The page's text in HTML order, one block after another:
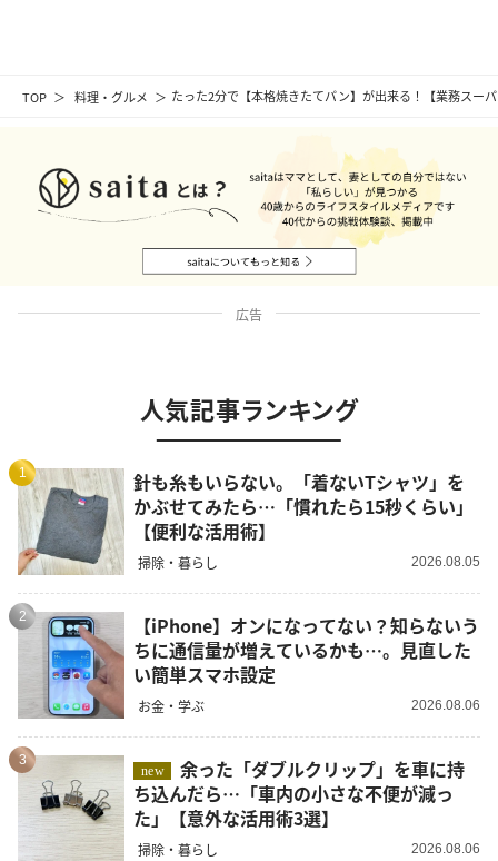
TOP 料理・グルメ たった2分で【本格焼きたてパン】が出来る！【業務スー
広告
人気記事ランキング
1
針も糸もいらない。「着ないTシャツ」を
かぶせてみたら…「慣れたら15秒くらい」
【便利な活用術】
掃除・暮らし 2026.08.05
2
【iPhone】オンになってない？知らないう
ちに通信量が増えているかも…。見直した
い簡単スマホ設定
お金・学ぶ 2026.08.06
3
new
余った「ダブルクリップ」を車に持
ち込んだら…「車内の小さな不便が減っ
た」【意外な活用術3選】
掃除・暮らし 2026.08.06